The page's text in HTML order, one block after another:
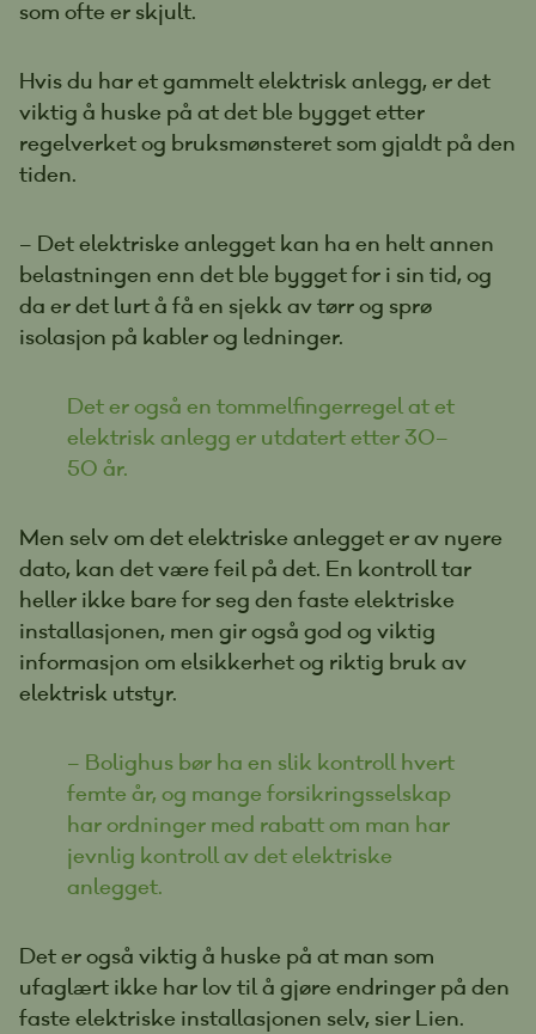
som ofte er skjult.
Hvis du har et gammelt elektrisk anlegg, er det
viktig å huske på at det ble bygget etter
regelverket og bruksmønsteret som gjaldt på den
tiden.
– Det elektriske anlegget kan ha en helt annen
belastningen enn det ble bygget for i sin tid, og
da er det lurt å få en sjekk av tørr og sprø
isolasjon på kabler og ledninger.
Det er også en tommelfingerregel at et
elektrisk anlegg er utdatert etter 30–
50 år.
Men selv om det elektriske anlegget er av nyere
dato, kan det være feil på det. En kontroll tar
heller ikke bare for seg den faste elektriske
installasjonen, men gir også god og viktig
informasjon om elsikkerhet og riktig bruk av
elektrisk utstyr.
– Bolighus bør ha en slik kontroll hvert
femte år, og mange forsikringsselskap
har ordninger med rabatt om man har
jevnlig kontroll av det elektriske
anlegget.
Det er også viktig å huske på at man som
ufaglært ikke har lov til å gjøre endringer på den
faste elektriske installasjonen selv, sier Lien.